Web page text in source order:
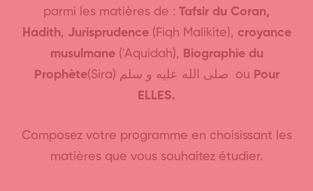
parmi les matières de : Tafsir du Coran,
Hadith, Jurisprudence (Fiqh Malikite), croyance
musulmane('Aquidah),
Biographie du
Prophète
(Sira) صلى الله عليه و سلم ou Pour
ELLES.
Composez votre programme en choisissant les
matières que vous souhaitez étudier.